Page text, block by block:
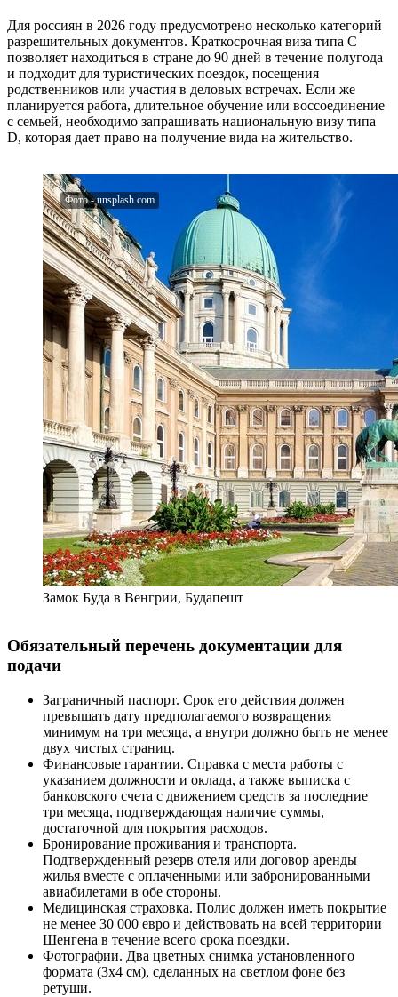
Для россиян в 2026 году предусмотрено несколько категорий
разрешительных документов. Краткосрочная виза типа C
позволяет находиться в стране до 90 дней в течение полугода
и подходит для туристических поездок, посещения
родственников или участия в деловых встречах. Если же
планируется работа, длительное обучение или воссоединение
с семьей, необходимо запрашивать национальную визу типа
D, которая дает право на получение вида на жительство.
Замок Буда в Венгрии, Будапешт
Обязательный перечень документации для
подачи
Заграничный паспорт. Срок его действия должен
превышать дату предполагаемого возвращения
минимум на три месяца, а внутри должно быть не менее
двух чистых страниц.
Финансовые гарантии. Справка с места работы с
указанием должности и оклада, а также выписка с
банковского счета с движением средств за последние
три месяца, подтверждающая наличие суммы,
достаточной для покрытия расходов.
Бронирование проживания и транспорта.
Подтвержденный резерв отеля или договор аренды
жилья вместе с оплаченными или забронированными
авиабилетами в обе стороны.
Медицинская страховка. Полис должен иметь покрытие
не менее 30 000 евро и действовать на всей территории
Шенгена в течение всего срока поездки.
Фотографии. Два цветных снимка установленного
формата (3х4 см), сделанных на светлом фоне без
ретуши.